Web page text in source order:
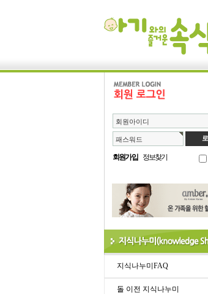
회원아이디
패스워드
회원가입 정보찾기
지식나누미FAQ
돌 이전 지식나누미